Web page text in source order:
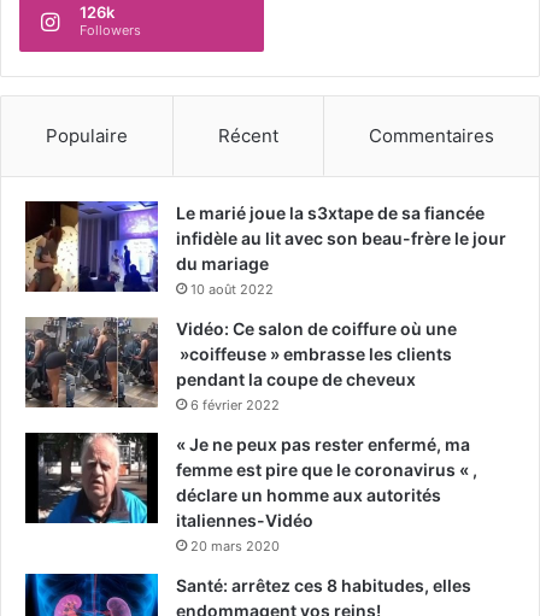
126k
Followers
Populaire Récent Commentaires
Le marié joue la s3xtape de sa fiancée
infidèle au lit avec son beau-frère le jour
du mariage
10 août 2022
Vidéo: Ce salon de coiffure où une
»coiffeuse » embrasse les clients
pendant la coupe de cheveux
6 février 2022
« Je ne peux pas rester enfermé, ma
femme est pire que le coronavirus « ,
déclare un homme aux autorités
italiennes-Vidéo
20 mars 2020
Santé: arrêtez ces 8 habitudes, elles
endommagent vos reins!